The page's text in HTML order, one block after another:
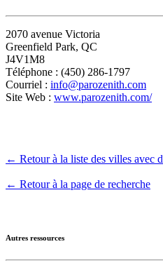
2070 avenue Victoria
Greenfield Park, QC
J4V1M8
Téléphone : (450) 286-1797
Courriel : info@parozenith.com
Site Web : www.parozenith.com/
← Retour à la liste des villes avec
← Retour à la page de recherche
Autres ressources